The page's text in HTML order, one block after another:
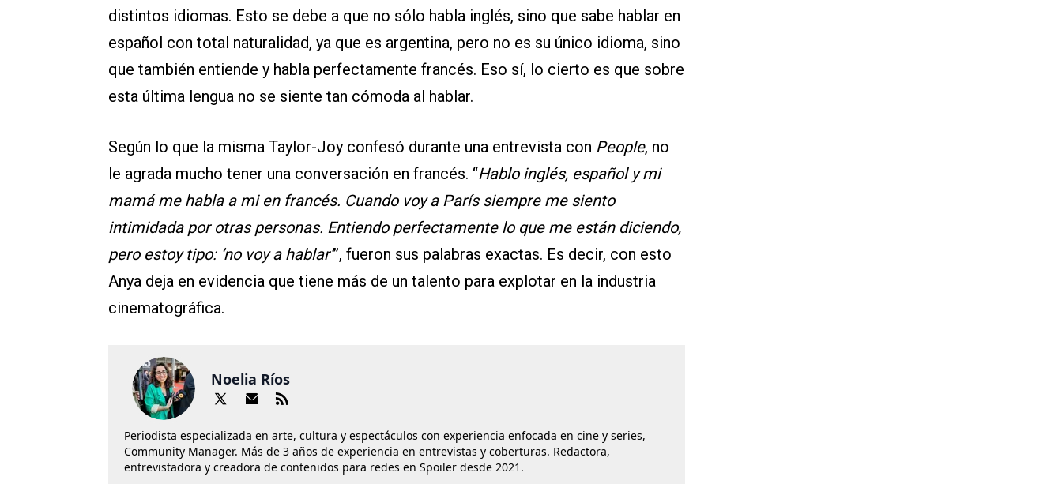
distintos idiomas. Esto se debe a que no sólo habla inglés, sino que sabe hablar en
español con total naturalidad, ya que es argentina, pero no es su único idioma, sino
que también entiende y habla perfectamente francés. Eso sí, lo cierto es que sobre
esta última lengua no se siente tan cómoda al hablar.
Según lo que la misma Taylor-Joy confesó durante una entrevista con People, no
le agrada mucho tener una conversación en francés. “Hablo inglés, español y mi
mamá me habla a mi en francés. Cuando voy a París siempre me siento
intimidada por otras personas. Entiendo perfectamente lo que me están diciendo,
pero estoy tipo: ‘no voy a hablar’”, fueron sus palabras exactas. Es decir, con esto
Anya deja en evidencia que tiene más de un talento para explotar en la industria
cinematográfica.
Noelia Ríos
Periodista especializada en arte, cultura y espectáculos con experiencia enfocada en cine y series,
Community Manager. Más de 3 años de experiencia en entrevistas y coberturas. Redactora,
entrevistadora y creadora de contenidos para redes en Spoiler desde 2021.